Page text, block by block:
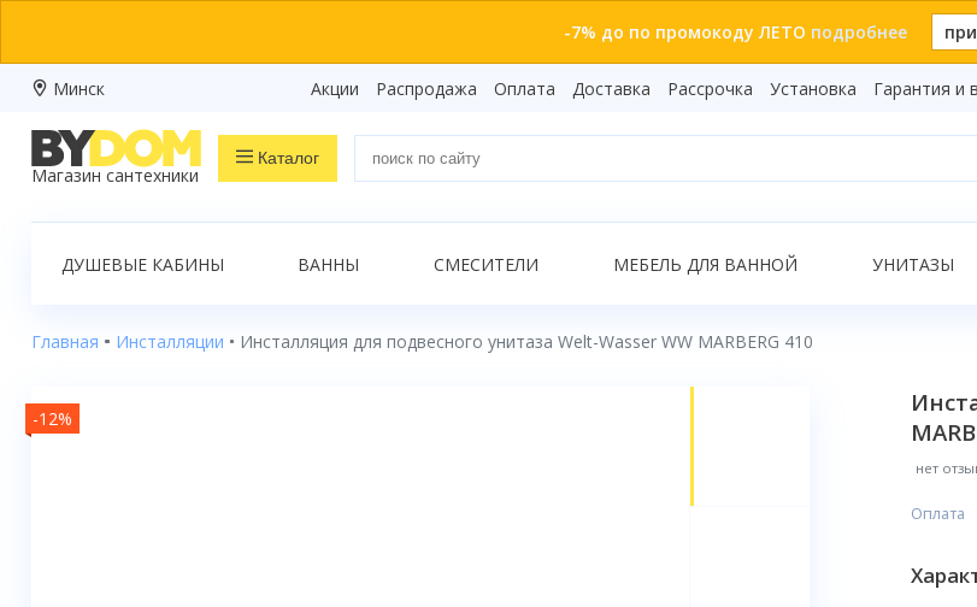
-7% до по промокоду ЛЕТО подробнее
Минск Акции Распродажа Оплата Доставка Рассрочка Установка Гарантия и
Магазин сантехники
Каталог
Показать все результаты
Распродажа
Ванны
ДУШЕВЫЕ КАБИНЫ ВАННЫ СМЕСИТЕЛИ МЕБЕЛЬ ДЛЯ ВАННОЙ УНИТАЗЫ
Главная Инсталляции Инсталляция для подвесного унитаза Welt-Wasser WW MARBERG 410
нет
-12%
Оплата